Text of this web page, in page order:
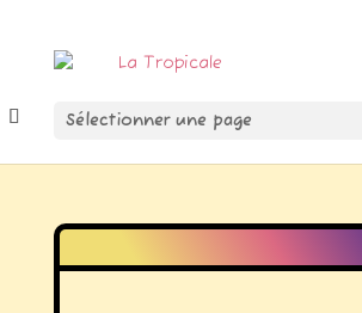
Sélectionner une page